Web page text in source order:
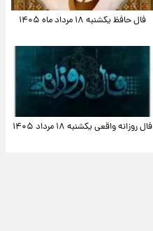
فال حافظ یکشنبه ۱۸ مرداد ماه ۱۴۰۵
فال روزانه واقعی یکشنبه ۱۸ مرداد ۱۴۰۵